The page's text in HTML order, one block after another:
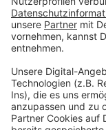
freut sich über
Gesetz ein
Anzeige
Weitere